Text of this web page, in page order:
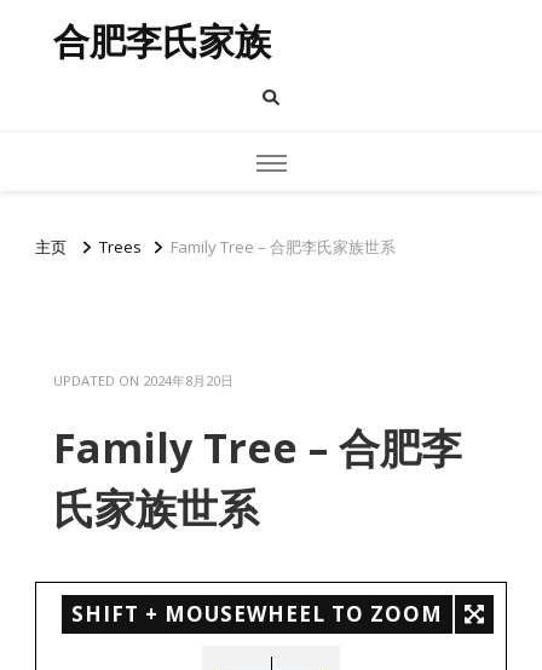
合肥李氏家族
主页 Trees Family Tree – 合肥李氏家族世系
UPDATED ON 2024年8月20日
Family Tree – 合肥李
氏家族世系
SHIFT + MOUSEWHEEL TO ZOOM